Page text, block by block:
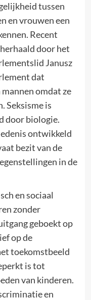
tussen
en vrouwen een
Recent
door het
Janusz
dat
omdat ze
Seksisme is
door biologie.
ontwikkeld
bezit van de
in de
en sociaal
zonder
geboekt op
op de
toekomstbeeld
is tot
van kinderen.
en